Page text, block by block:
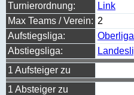
Turnierordnung:
Link
Max Teams / Verein: 2
Aufstiegsliga:
Abstiegsliga:
1 Aufsteiger zu
1 Absteiger zu